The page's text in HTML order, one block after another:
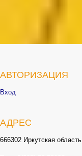
АВТОРИЗАЦИЯ
Вход
АДРЕС
666302 Иркутская